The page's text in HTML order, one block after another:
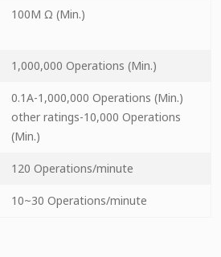
100M Ω (Min.)
1,000,000 Operations (Min.)
0.1A-1,000,000 Operations (Min.)
other ratings-10,000 Operations
(Min.)
120 Operations/minute
10~30 Operations/minute